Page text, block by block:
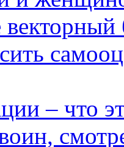
векторный
– что